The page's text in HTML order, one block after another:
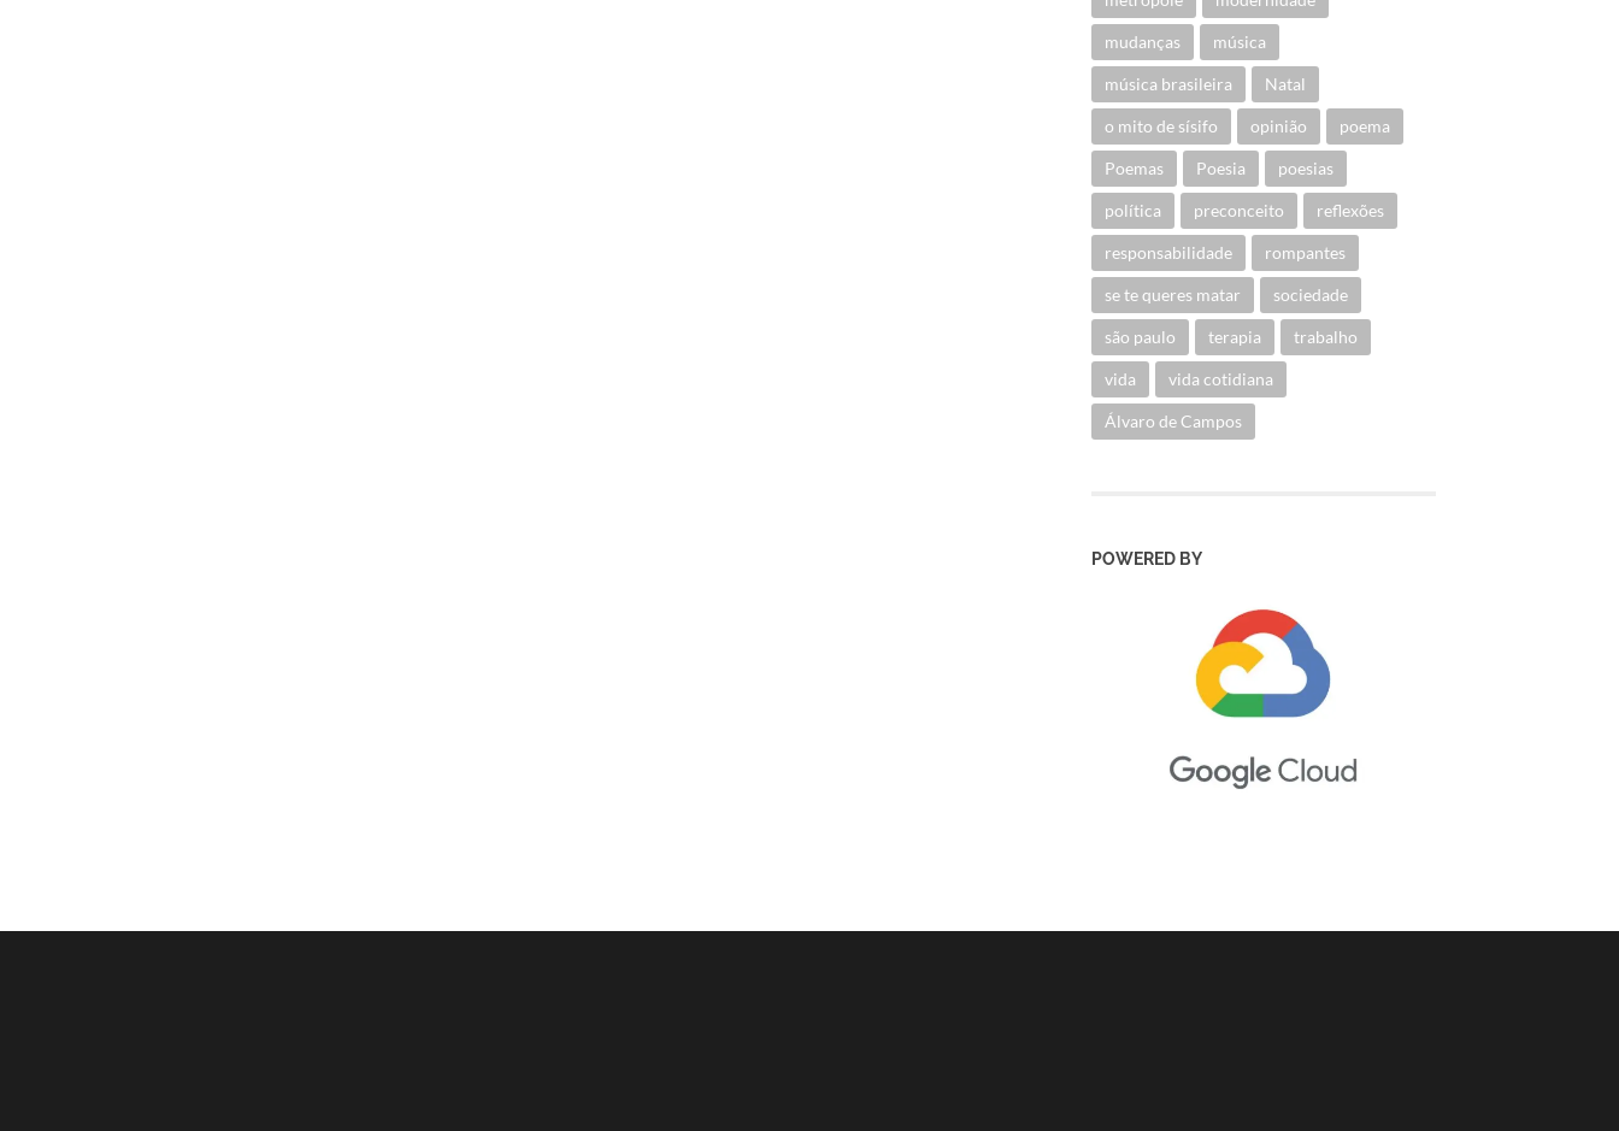
mudanças música
música brasileira Natal
o mito de sísifo opinião poema
Poemas Poesia poesias
política preconceito reflexões
responsabilidade rompantes
se te queres matar sociedade
são paulo terapia trabalho
vida vida cotidiana
Álvaro de Campos
POWERED BY